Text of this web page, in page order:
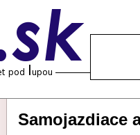
Samojazdiace